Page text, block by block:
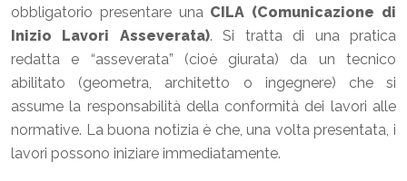
obbligatorio presentare una CILA (Comunicazione di
Inizio Lavori Asseverata). Si tratta di una pratica
redatta e “asseverata” (cioè giurata) da un tecnico
abilitato (geometra, architetto o ingegnere) che si
assume la responsabilità della conformità dei lavori alle
normative. La buona notizia è che, una volta presentata, i
lavori possono iniziare immediatamente.